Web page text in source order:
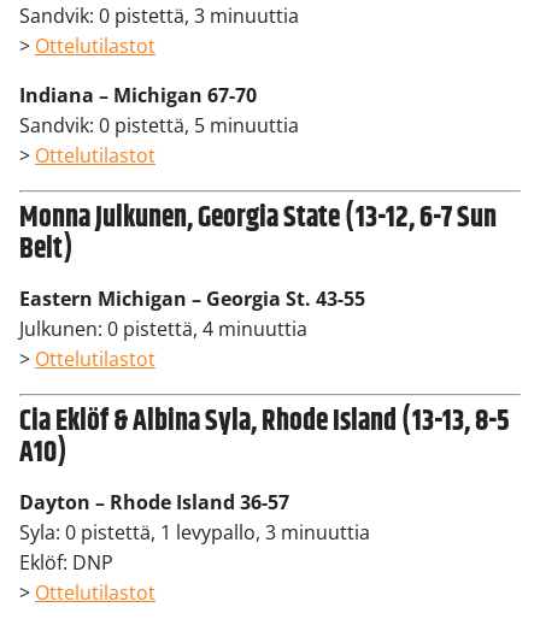
Sandvik: 0 pistettä, 3 minuuttia
> Ottelutilastot
Indiana – Michigan 67-70
Sandvik: 0 pistettä, 5 minuuttia
> Ottelutilastot
Monna Julkunen, Georgia State (13-12, 6-7 Sun
Belt)
Eastern Michigan – Georgia St. 43-55
Julkunen: 0 pistettä, 4 minuuttia
> Ottelutilastot
Cia Eklöf & Albina Syla, Rhode Island (13-13, 8-5
A10)
Dayton – Rhode Island 36-57
Syla: 0 pistettä, 1 levypallo, 3 minuuttia
Eklöf: DNP
> Ottelutilastot